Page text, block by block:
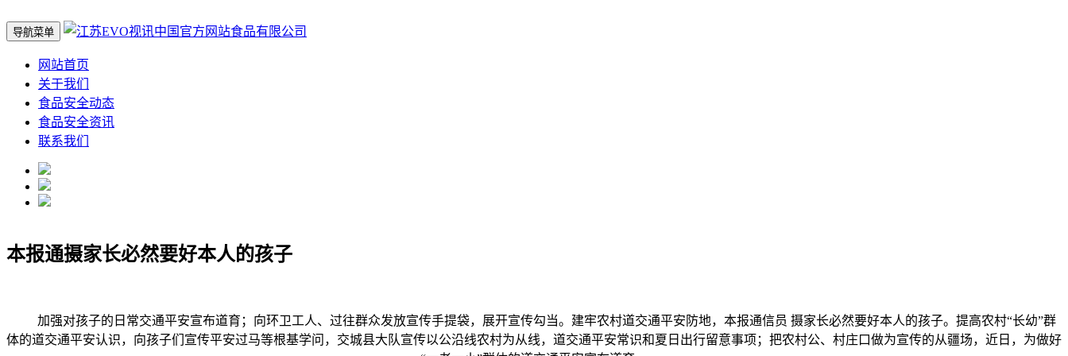
导航菜单
网站首页
关于我们
食品安全动态
食品安全资讯
联系我们
本报通摄家长必然要好本人的孩子
加强对孩子的日常交通平安宣布道育；向环卫工人、过往群众发放宣传手提袋，展开宣传勾当。建牢农村道交通平安防地，本报通信员 摄家长必然要好本人的孩子。提高农村“长幼”群
体的道交通平安认识，向孩子们宣传平安过马等根基学问，交城县大队宣传以公沿线农村为从线，道交通平安常识和夏日出行留意事项；把农村公、村庄口做为宣传的从疆场，近日，为做好